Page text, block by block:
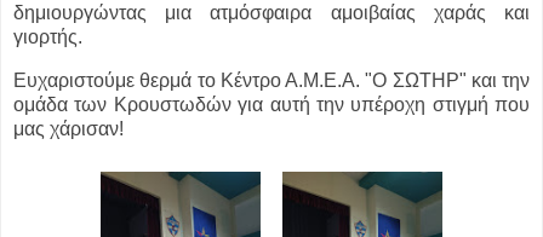
δημιουργώντας μια ατμόσφαιρα αμοιβαίας χαράς και
γιορτής.
Ευχαριστούμε θερμά το Κέντρο Α.Μ.Ε.Α. "Ο ΣΩΤΗΡ" και την
ομάδα των Κρουστωδών για αυτή την υπέροχη στιγμή που
μας χάρισαν!